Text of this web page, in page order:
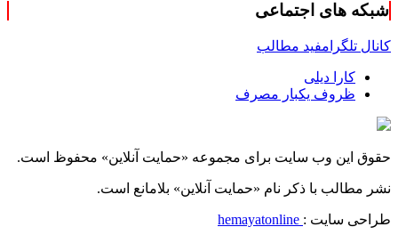
شبکه های اجتماعی
کانال تلگرامفید مطالب
کارا دیلی
ظروف یکبار مصرف
حقوق این وب سایت برای مجموعه «حمایت‌ آنلاین» محفوظ است.
نشر مطالب با ذکر نام «حمایت‌ آنلاین» بلامانع است.
طراحی سایت :